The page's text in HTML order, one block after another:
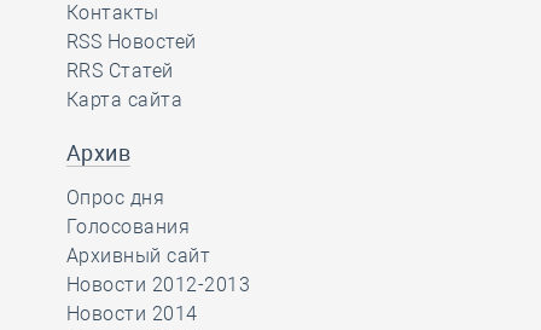
Контакты
RSS Новостей
RRS Статей
Карта сайта
Архив
Опрос дня
Голосования
Архивный сайт
Новости 2012-2013
Новости 2014